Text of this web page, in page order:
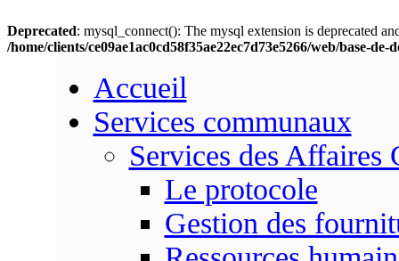
Deprecated: mysql_connect(): The mysql extension is deprecated
/home/clients/ce09ae1ac0cd58f35ae22ec7d73e5266/web/base-de-
Accueil
Services communaux
Services des Affaires
Le protocole
Gestion des